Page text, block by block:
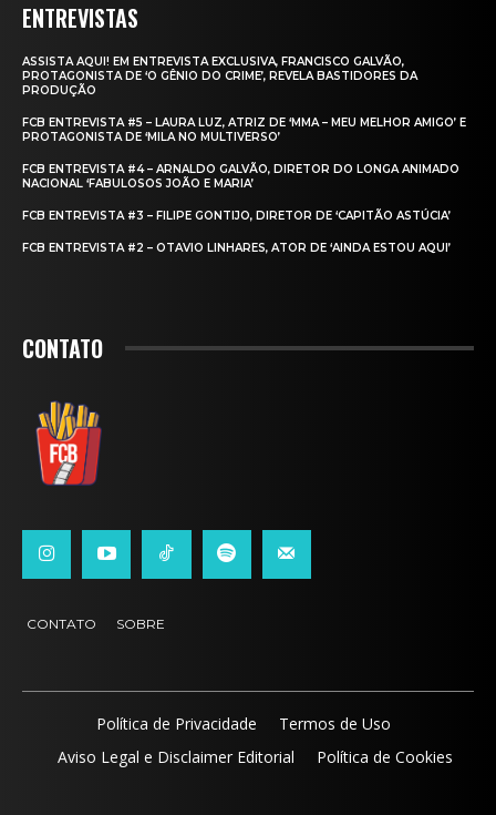
ENTREVISTAS
ASSISTA AQUI! EM ENTREVISTA EXCLUSIVA, FRANCISCO GALVÃO,
PROTAGONISTA DE ‘O GÊNIO DO CRIME’, REVELA BASTIDORES DA
PRODUÇÃO
FCB ENTREVISTA #5 – LAURA LUZ, ATRIZ DE ‘MMA – MEU MELHOR AMIGO’ E
PROTAGONISTA DE ‘MILA NO MULTIVERSO’
FCB ENTREVISTA #4 – ARNALDO GALVÃO, DIRETOR DO LONGA ANIMADO
NACIONAL ‘FABULOSOS JOÃO E MARIA’
FCB ENTREVISTA #3 – FILIPE GONTIJO, DIRETOR DE ‘CAPITÃO ASTÚCIA’
FCB ENTREVISTA #2 – OTAVIO LINHARES, ATOR DE ‘AINDA ESTOU AQUI’
CONTATO
CONTATO SOBRE
Política de Privacidade
Termos de Uso
Aviso Legal e Disclaimer Editorial
Política de Cookies